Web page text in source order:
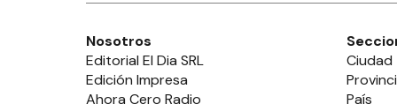
Nosotros
Editorial El Dia SRL
Edición Impresa
Ahora Cero Radio
Ciudad
País